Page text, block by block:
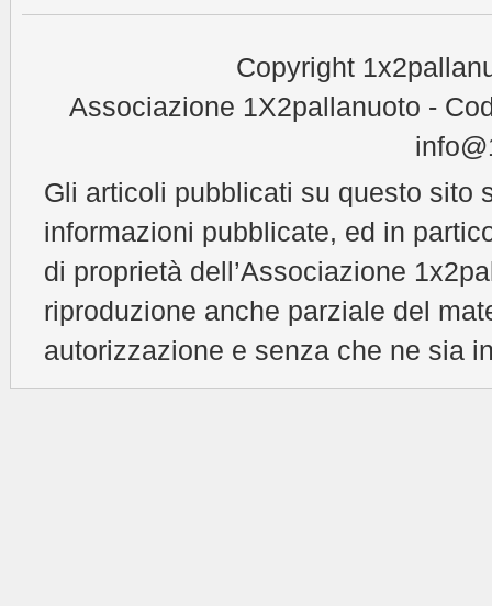
Copyright
Associazione 1X2pallanuoto -
Gli articoli pubblicati su questo sito
informazioni pubblicate, ed in
di proprietà dell’Associazione
riproduzione anche parziale del
autorizzazione e senza che ne sia